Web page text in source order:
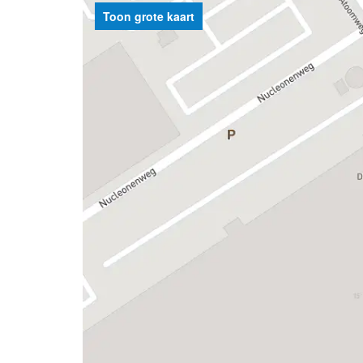
Toon grote kaart